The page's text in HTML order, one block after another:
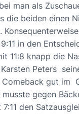
man als
die beiden einen
9:11 in den
11:8 knapp die
Peters
Comeback gut im
gegen
den